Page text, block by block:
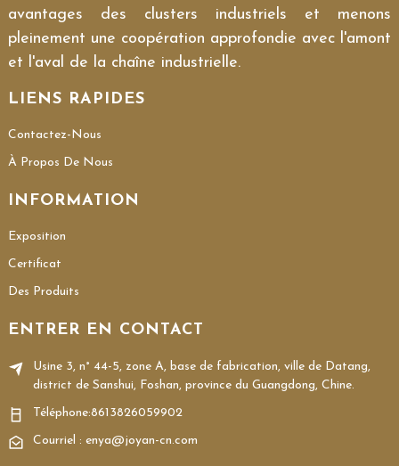
avantages des clusters industriels et menons
pleinement une coopération approfondie avec l'amont
et l'aval de la chaîne industrielle.
LIENS RAPIDES
Contactez-Nous
À Propos De Nous
INFORMATION
Exposition
Certificat
Des Produits
ENTRER EN CONTACT
Usine 3, n° 44-5, zone A, base de fabrication, ville de Datang,
district de Sanshui, Foshan, province du Guangdong, Chine.
Téléphone:8613826059902
Courriel : enya@joyan-cn.com